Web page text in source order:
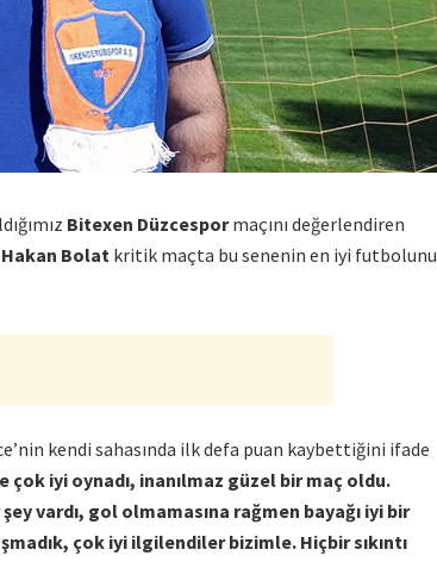
Bitexen Düzcespormaçını değerlendiren
Hakan Bolat kritik maçta bu senenin en iyi futbolunu
kendi sahasında ilk defa puan kaybettiğini ifade
çok iyi oynadı, inanılmaz güzel bir maç oldu.
vardı, gol olmamasına rağmen bayağı iyi bir
çok iyi ilgilendiler bizimle. Hiçbir sıkıntı